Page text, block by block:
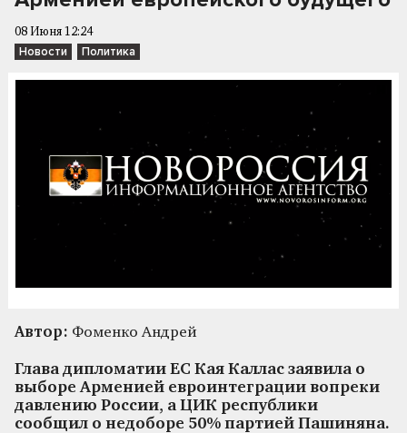
08 Июня 12:24
Новости Политика
Автор: Фоменко Андрей
Глава дипломатии ЕС Кая Каллас заявила о
выборе Арменией евроинтеграции вопреки
давлению России, а ЦИК республики
сообщил о недоборе 50% партией Пашиняна.